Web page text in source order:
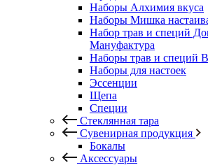
Наборы Алхимия вкуса
Наборы Мишка
Набор трав и специй
Мануфактура
Наборы трав и специй
Наборы для настоек
Эссенции
Щепа
Специи
Стеклянная тара
Сувенирная продукция
Бокалы
Аксессуары